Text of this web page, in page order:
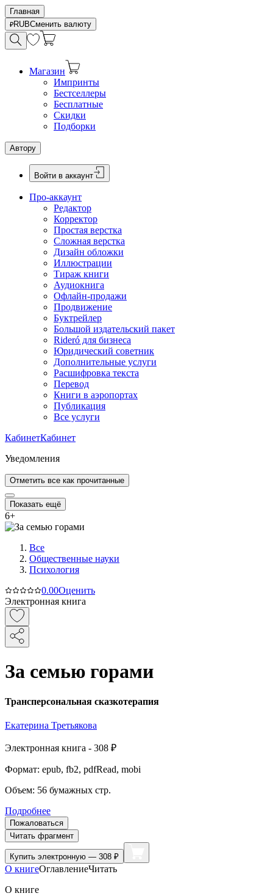
Главная
RUBСменить валюту
Магазин
Импринты
Бестселлеры
Бесплатные
Скидки
Подборки
Автору
Войти в аккаунт
Про-аккаунт
Редактор
Корректор
Простая верстка
Сложная верстка
Дизайн обложки
Иллюстрации
Тираж книги
Аудиокнига
Офлайн-продажи
Продвижение
Буктрейлер
Большой издательский пакет
Rideró для бизнеса
Юридический советник
Дополнительные услуги
Расшифровка текста
Перевод
Книги в аэропортах
Публикация
Все услуги
КабинетКабинет
Уведомления
Отметить все как прочитанные
Показать ещё
6+
Все
Общественные науки
Психология
0.00Оценить
Электронная книга
За семью горами
Трансперсональная сказкотерапия
Екатерина Третьякова
Электронная книга - 308 ₽
Формат: epub, fb2, pdfRead, mobi
Объем: 56 бумажных стр.
Подробнее
Пожаловаться
Читать фрагмент
Купить электронную — 308 ₽
О книгеОглавлениеЧитать
О книге